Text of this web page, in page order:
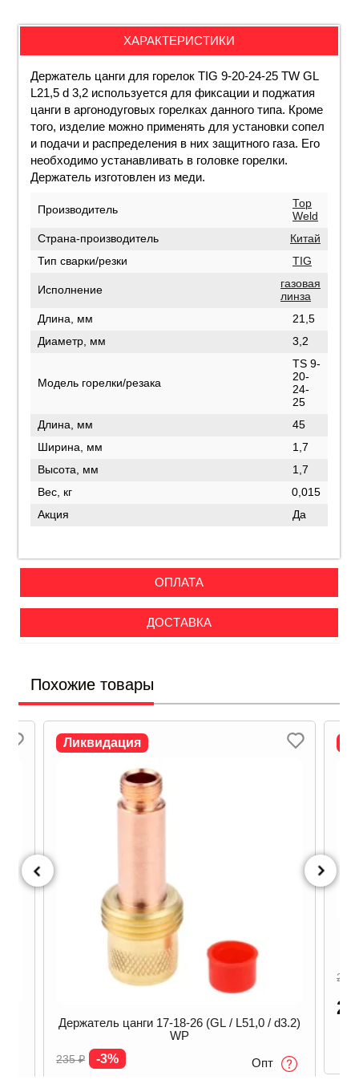
ХАРАКТЕРИСТИКИ
Держатель цанги для горелок TIG 9-20-24-25 TW GL
L21,5 d 3,2 используется для фиксации и поджатия
цанги в аргонодуговых горелках данного типа. Кроме
того, изделие можно применять для установки сопел
и подачи и распределения в них защитного газа. Его
необходимо устанавливать в головке горелки.
Держатель изготовлен из меди.
Производитель
Top
Weld
Страна-производитель
Китай
Тип сварки/резки
TIG
Исполнение
газовая
линза
Длина, мм
21,5
Диаметр, мм
3,2
Модель горелки/резака
TS 9-
20-
24-
25
Длина, мм
45
Ширина, мм
1,7
Высота, мм
1,7
Вес, кг
0,015
Акция
Да
ОПЛАТА
ДОСТАВКА
Похожие товары
Ликвидация
Держатель цанги 17-18-26 (GL / L51,0 / d3.2)
WP
235₽ -3%
Опт
254